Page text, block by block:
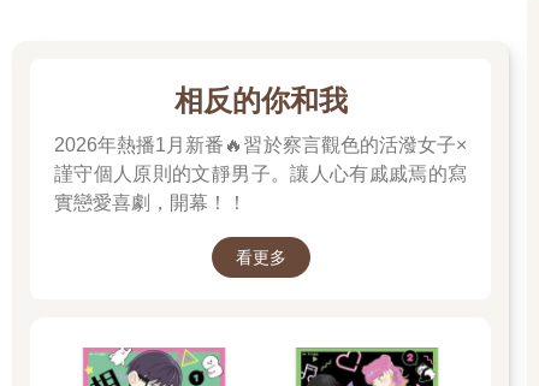
相反的你和我
2026年熱播1月新番🔥習於察言觀色的活潑女子×
謹守個人原則的文靜男子。讓人心有戚戚焉的寫
實戀愛喜劇，開幕！！
看更多